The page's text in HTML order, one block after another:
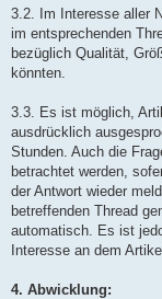
3.2. Im Interesse aller
im entsprechenden
bezüglich Qualität,
könnten.
3.3. Es ist möglich,
ausdrücklich
Stunden. Auch die
betrachtet werden,
der Antwort wieder
betreffenden Thread
automatisch. Es ist
Interesse an dem
4. Abwicklung: